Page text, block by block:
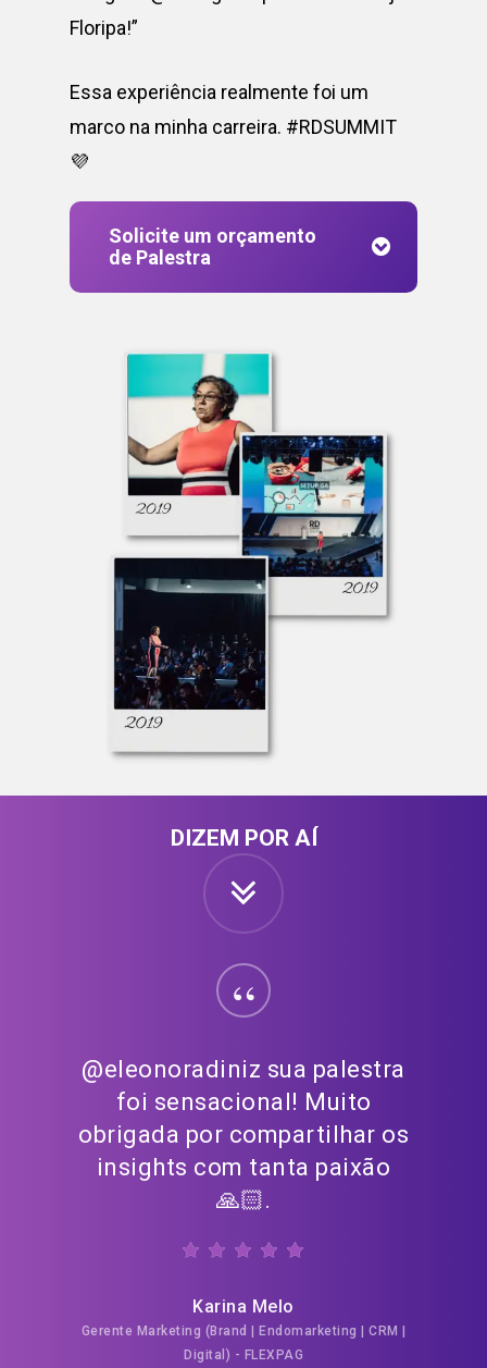
Floripa!”
Essa experiência realmente foi um
marco na minha carreira. #RDSUMMIT
💜
Solicite um orçamento
de Palestra
DIZEM POR AÍ
“
@eleonoradiniz sua palestra
foi sensacional! Muito
obrigada por compartilhar os
insights com tanta paixão
🙏🏻.
Karina Melo
Gerente Marketing (Brand | Endomarketing | CRM |
Digital) - FLEXPAG